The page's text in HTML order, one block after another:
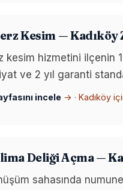
Kesim — Kadıköy
kesim hizmetini
ve 2 yıl garanti
incele → · Kadıköy
Deliği Açma —
sahasında